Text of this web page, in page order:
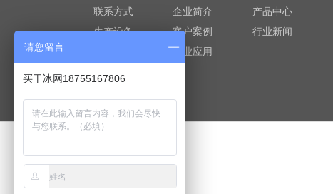
联系方式 企业简介
产品中心
生产设备
客户案例
行业新闻
行业应用
请您留言
买干冰网18755167806